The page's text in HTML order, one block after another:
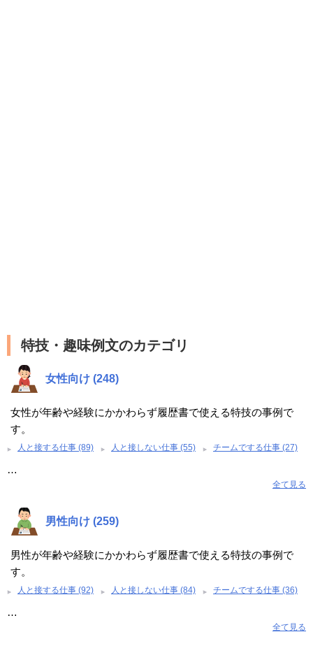
特技・趣味例文のカテゴリ
女性向け (248)
女性が年齢や経験にかかわらず履歴書で使える特技の事例で
す。
人と接する仕事 (89) 人と接しない仕事 (55) チームでする仕事 (27)
…
全て見る
男性向け (259)
男性が年齢や経験にかかわらず履歴書で使える特技の事例で
す。
人と接する仕事 (92) 人と接しない仕事 (84) チームでする仕事 (36)
…
全て見る